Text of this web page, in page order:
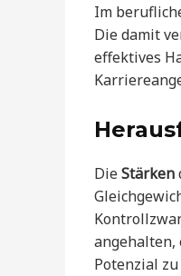
Im
Die damit
effektives
DieStärken
angehalten,
Potenzial